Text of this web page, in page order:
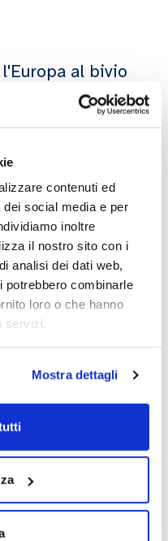
contenuti ed
social media e per
inoltre
il nostro sito con i
analisi dei dati web,
potrebbero combinarle
loro o che hanno
servizi.
Mostra dettagli
al bivio
il fattore
o ritorno
Campati
migranti,
o ritorno
Ferrando
56 conflitti nel
o ritorno
Vitali